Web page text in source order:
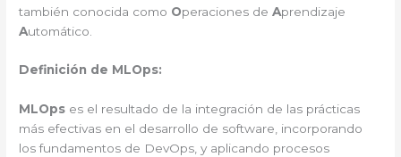
también conocida como Operaciones deAprendizaje
Automático.
Definición de MLOps:
MLOps es el resultado de la integración de las prácticas
más efectivas en el desarrollo de software, incorporando
los fundamentos de DevOps, y aplicando procesos